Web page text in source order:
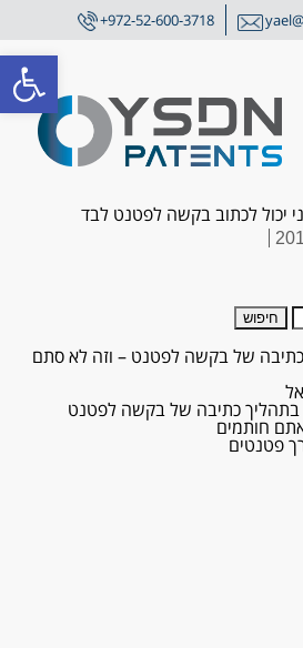
פתח
+972-52-600-3718
יכול לכתוב בקשה לפטנט לבד
של בקשה לפטנט – וזה לא סתם
בתהליך כתיבה של בקשה לפטנט
חותמים
פטנטים